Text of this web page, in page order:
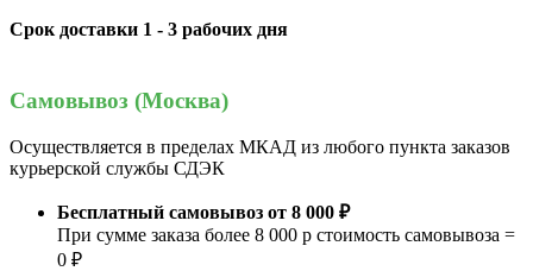
Срок доставки 1 - 3 рабочих дня
Самовывоз (Москва)
Осуществляется в пределах МКАД из любого пункта заказов
курьерской службы СДЭК
Бесплатный самовывоз от 8 000 ₽
При сумме заказа более 8 000 р стоимость самовывоза =
0 ₽